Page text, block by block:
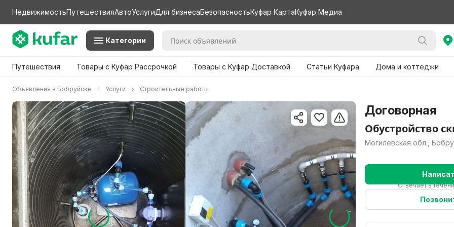
НедвижимостьПутешествияАвтоУслугиДля бизнесаБезопасностьКуфар КартаКуфар Медиа
Категории
Путешествия Товары с Куфар Рассрочкой Товары с Куфар Доставкой Статьи Куфара Дома и коттеджи
Объявления в Бобруйске Услуги Строительные работы
Договорная
Обустройство
Могилевская обл.,
Отвечает в